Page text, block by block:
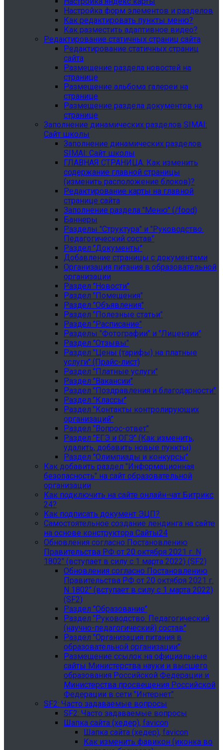
Настройка форм элементов и разделов
Как редактировать пункты меню?
Как разместить адаптивное видео?
Редактирование статичных страниц сайта
Редактирование статичных страниц
сайта
Размещение раздела новостей на
странице
Размещение альбома галереи на
странице
Размещение раздела документов на
странице
Заполнение динамических разделов SIMAI:
Сайт школы
Заполнение динамических разделов
SIMAI: Сайт школы
ГЛАВНАЯ СТРАНИЦА. Как изменить
содержание главной страницы
(изменить расположение блоков)?
Редактирование карты на главной
странице сайта
Заполнение раздела "Меню" (/food)
Баннеры
Разделы "Структура" и "Руководство.
Педагогический состав"
Раздел "Документы"
Добавление страницы с документами
Организация питания в образовательной
организации
Раздел "Новости"
Раздел "Помещения"
Раздел "Объявления"
Раздел "Полезные статьи"
Раздел "Расписание"
Разделы "Фотографии" и "Лицензии"
Раздел "Отзывы"
Раздел "Цены (тарифы) на платные
услуги" (Прайс-лист)
Раздел "Платные услуги"
Раздел "Вакансии"
Раздел "Поздравления и благодарности"
Раздел "Классы"
Раздел "Контакты контролирующих
организаций"
Раздел "Вопрос-ответ"
Раздел "ЕГЭ и ОГЭ" (Как изменить,
удалить, добавить новые пункты)
Раздел "Олимпиады и конкурсы"
Как добавить раздел "Информационная
безопасность" на сайт образовательной
организации
Как подключить на сайте онлайн-чат Битрикс
24?
Как подписать документ ЭЦП?
Самостоятельное создание лендинга на сайте
на основе конструктора Сайты24
Обновления согласно Постановлению
Правительства РФ от 20 октября 2021 г. N
1802" (вступает в силу с 1 марта 2022) (SF2)
Обновления согласно Постановлению
Правительства РФ от 20 октября 2021 г.
N 1802" (вступает в силу с 1 марта 2022)
(SF2)
Раздел "Образование"
Раздел "Руководство. Педагогический
(научно-педагогический) состав"
Раздел "Организация питания в
образовательной организации"
Размещение ссылок на официальные
сайты Министерства науки и высшего
образования Российской Федерации и
Министерства просвещения Российской
Федерации в сети "Интернет"
SF2: Часто задаваемые вопросы
SF2: Часто задаваемые вопросы
Шапка сайта (хедер), favicon
Шапка сайта (хедер), favicon
Как изменить фавикон (иконка во